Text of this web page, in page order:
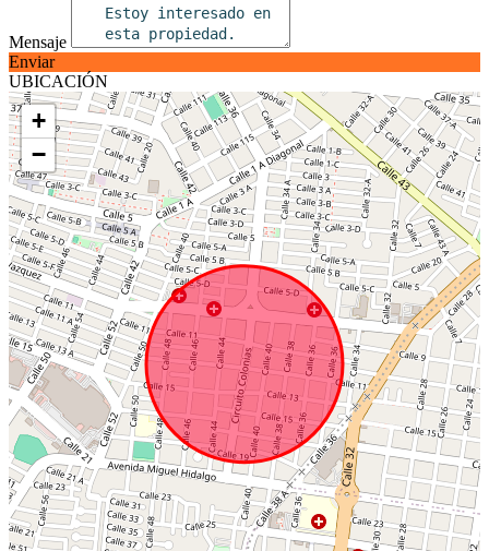
Mensaje
Enviar
UBICACIÓN
+
−